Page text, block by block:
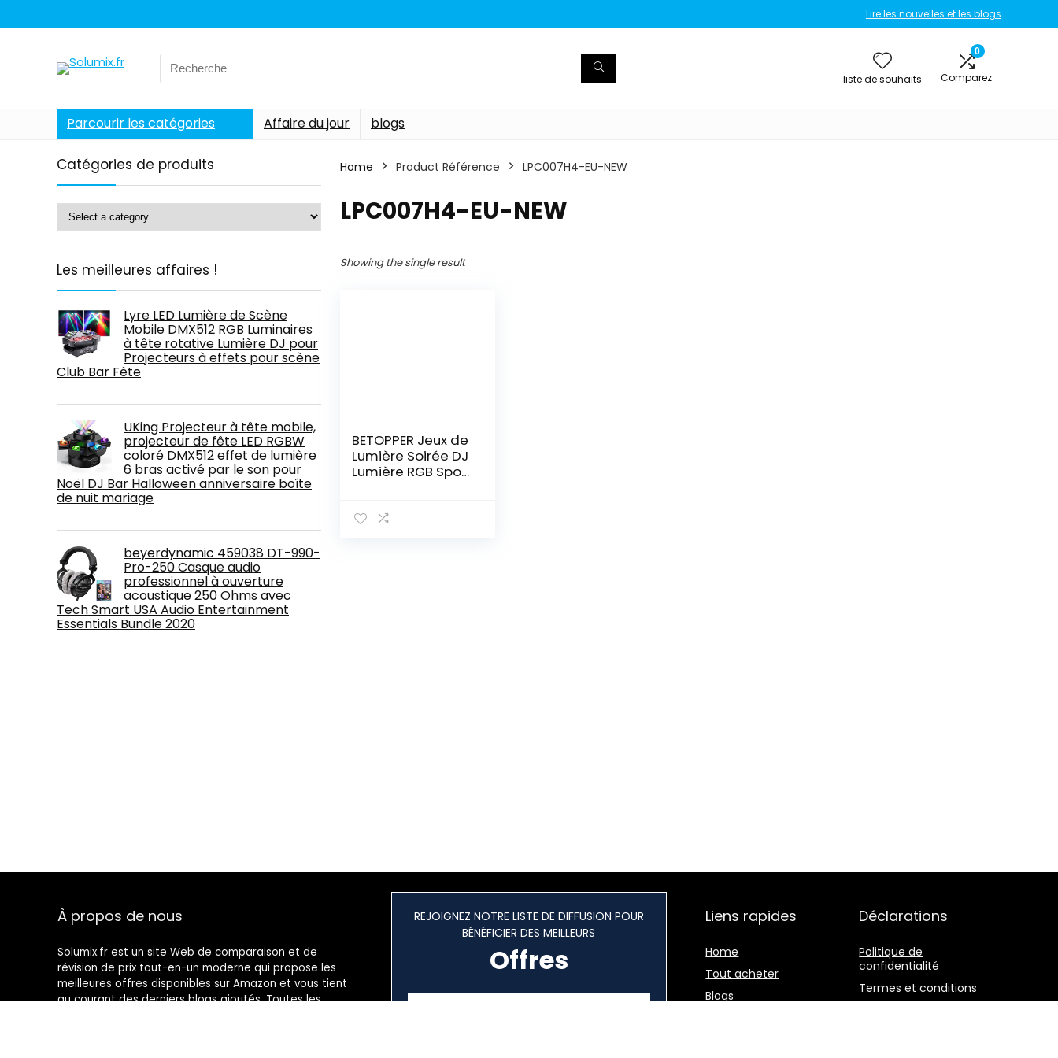
Lire les nouvelles et les blogs
Search
for:
liste de souhaits
0
Comparez
Parcourir les catégories Affaire du jour blogs
Catégories de produits
Les meilleures affaires !
Lyre LED Lumière de Scène
Mobile DMX512 RGB Luminaires
à tête rotative Lumière DJ pour
Projecteurs à effets pour scène
Club Bar Fête
UKing Projecteur à tête mobile,
projecteur de fête LED RGBW
coloré DMX512 effet de lumière
6 bras activé par le son pour
Noël DJ Bar Halloween anniversaire boîte
de nuit mariage
beyerdynamic 459038 DT-990-
Pro-250 Casque audio
professionnel à ouverture
acoustique 250 Ohms avec
Tech Smart USA Audio Entertainment
Essentials Bundle 2020
Home Product Référence ‎LPC007H4-EU-NEW
‎LPC007H4-EU-NEW
Showing the single result
BETOPPER Jeux de
Lumière Soirée DJ
Lumière RGB Spot
54x3W Pro
À propos de nous
Solumix.fr est un site Web de comparaison et de
révision de prix tout-en-un moderne qui propose les
meilleures offres disponibles sur Amazon et vous tient
au courant des derniers blogs ajoutés. Toutes les
REJOIGNEZ NOTRE LISTE DE DIFFUSION POUR
BÉNÉFICIER DES MEILLEURS
Offres
Liens rapides
Home
Tout acheter
Blogs
Déclarations
Politique de
confidentialité
Termes et conditions